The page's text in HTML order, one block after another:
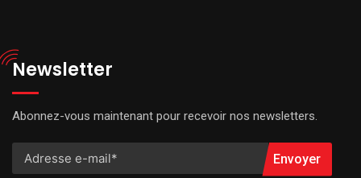
Newsletter
Abonnez-vous maintenant pour recevoir nos newsletters.
Envoyer